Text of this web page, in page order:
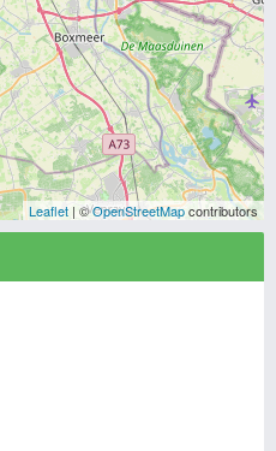
Leaflet | ©OpenStreetMapcontributors